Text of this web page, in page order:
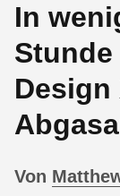
In
Design
Von